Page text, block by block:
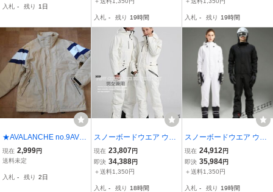
入札 - 残り 1日
入札 - 残り 19時間 入札 - 残り 19時間
★AVALANCHE no.9AV15
0102-02 肩切替スノーボ
ードジャケット★淡茶白
現在 2,999円
送料未定
入札 - 残り 2日
スノーボードウエア ウェ
ア ツナギ ワンピース オ
ールインワン メンズ レデ
ィース スキー 防寒フード
現在 23,807 円
即決 34,388円
＋送料1,350円
入札 - 残り 18時間
スノーボードウエア ウェ
ア ツナギ ワンピース オ
ールインワン メンズ レデ
ィース スキー 防寒フード
現在 24,912円
即決 35,984円
＋送料1,350円
入札 - 残り 19時間